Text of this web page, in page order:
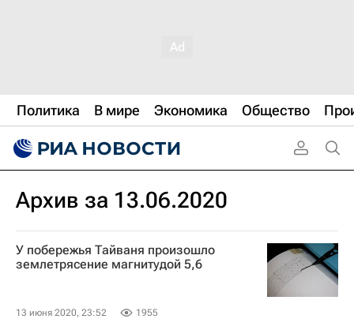
Политика В мире Экономика Общество
Архив за 13.06.2020
У побережья Тайваня произошло
землетрясение магнитудой 5,6
13 июня 2020, 23:52 1955